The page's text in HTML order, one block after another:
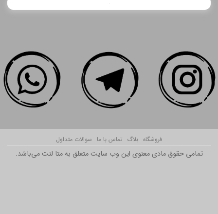
فروشگاه بلاگ تماس با ما سوالات متداول
تمامی حقوق مادی معنوی این وب سایت متعلق به متا لنت می‌باشد.